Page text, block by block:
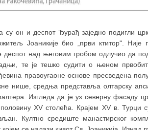
су он и деспот Ђурађ заједно подигли
Јоаникије био „први ктитор". Није
деспот над његовим гробом одлучио да
те је тешко судити о њеном
правоугаоне основе пресведена
нише, средња представља олтарску
Изгледа да је уз северну фасаду
XV столећа. Крајем XV в. Турци
Култно средиште манастирског